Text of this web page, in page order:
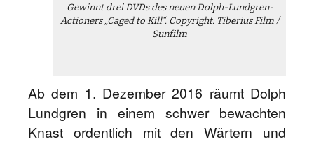
Gewinnt drei DVDs des neuen Dolph-Lundgren-
Actioners „Caged to Kill“. Copyright: Tiberius Film /
Sunfilm
Ab dem 1. Dezember 2016 räumt Dolph
Lundgren in einem schwer bewachten
Knast ordentlich mit den Wärtern und